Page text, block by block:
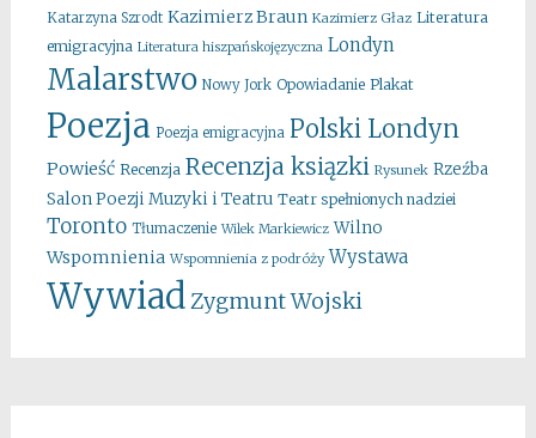
Katarzyna Szrodt Kazimierz Braun Kazimierz Głaz Literatura
emigracyjna Literatura hiszpańskojęzyczna Londyn
Malarstwo Nowy Jork Opowiadanie Plakat
Poezja Poezja emigracyjna Polski Londyn
Powieść Recenzja Recenzja ksiązki Rysunek Rzeźba
Salon Poezji Muzyki i Teatru Teatr spełnionych nadziei
Toronto Tłumaczenie Wilek Markiewicz Wilno
Wspomnienia Wspomnienia z podróży Wystawa
WywiadZygmunt Wojski